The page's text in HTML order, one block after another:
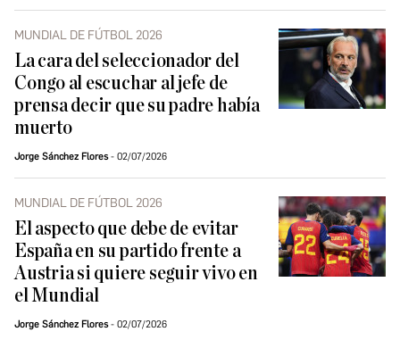
MUNDIAL DE FÚTBOL 2026
La cara del seleccionador del
Congo al escuchar al jefe de
prensa decir que su padre había
muerto
Jorge Sánchez Flores 02/07/2026
MUNDIAL DE FÚTBOL 2026
El aspecto que debe de evitar
España en su partido frente a
Austria si quiere seguir vivo en
el Mundial
Jorge Sánchez Flores 02/07/2026